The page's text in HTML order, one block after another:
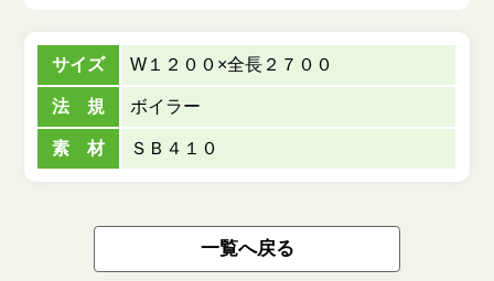
サイズ W１２００×全長２７００
法 規 ボイラー
素 材 ＳＢ４１０
一覧へ戻る